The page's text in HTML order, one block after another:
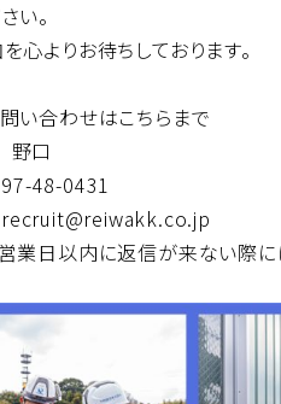
い。
心よりお待ちしております。
い合わせはこちらまで
口
48-0431
内に返信が来ない際には、